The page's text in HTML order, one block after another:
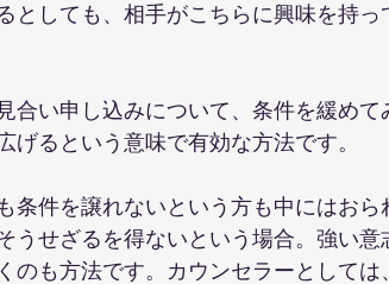
としても、相手がこちらに興味を持
合い申し込みについて、条件を緩めて
げるという意味で有効な方法です。
条件を譲れないという方も中にはおら
うせざるを得ないという場合。強い
のも方法です。カウンセラーとして